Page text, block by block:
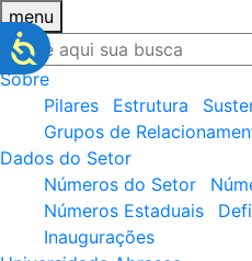
menu
Sobre
Pilares
Estrutura
Grupos de
Dados do Setor
Números do Setor
Números Estaduais
Inaugurações